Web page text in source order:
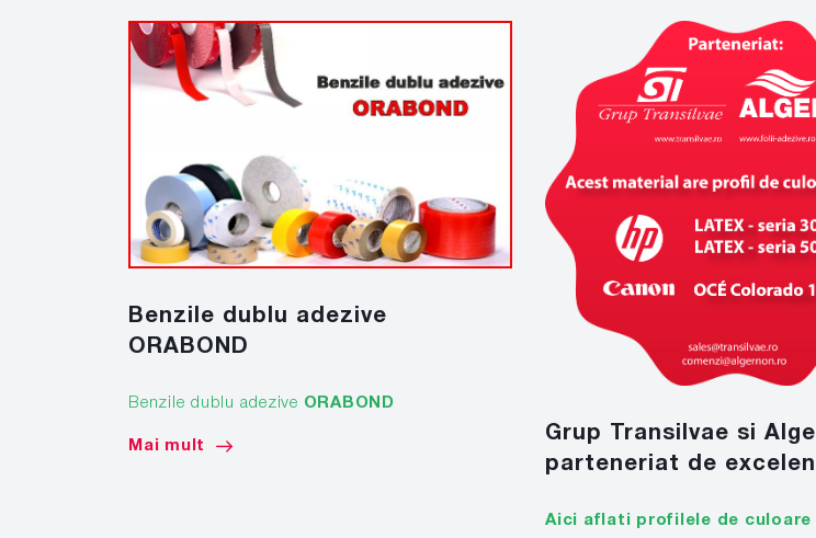
Benzile dublu adezive
ORABOND
Benzile dublu adezive ORABOND
Mai mult
Grup Transilvae si
parteneriat de
Aici aflati profilele de culoare